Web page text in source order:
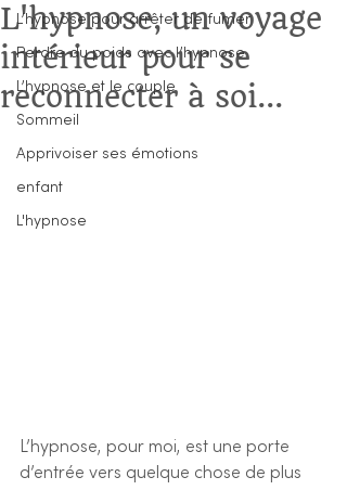
L’hypnose pour arrêter de fumer
Perdre du poids avec l’hypnose
L’hypnose et le couple
Sommeil
Apprivoiser ses émotions
enfant
L'hypnose
L'hypnose, un voyage
intérieur pour se
reconnecter à soi...
L’hypnose, pour moi, est une porte
d’entrée vers quelque chose de plus